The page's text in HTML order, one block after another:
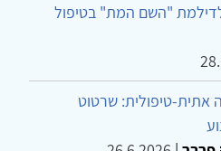
"השם המת" בטיפול
אתית-טיפולית: שרטוט